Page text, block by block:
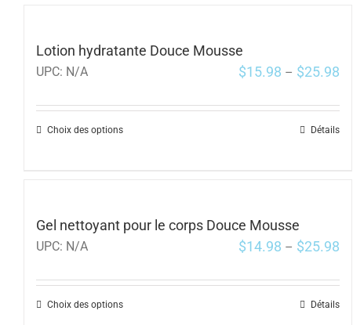
Lotion hydratante Douce Mousse
UPC: N/A $15.98 – $25.98
Choix des options Détails
Gel nettoyant pour le corps Douce Mousse
UPC: N/A $14.98 – $25.98
Choix des options Détails